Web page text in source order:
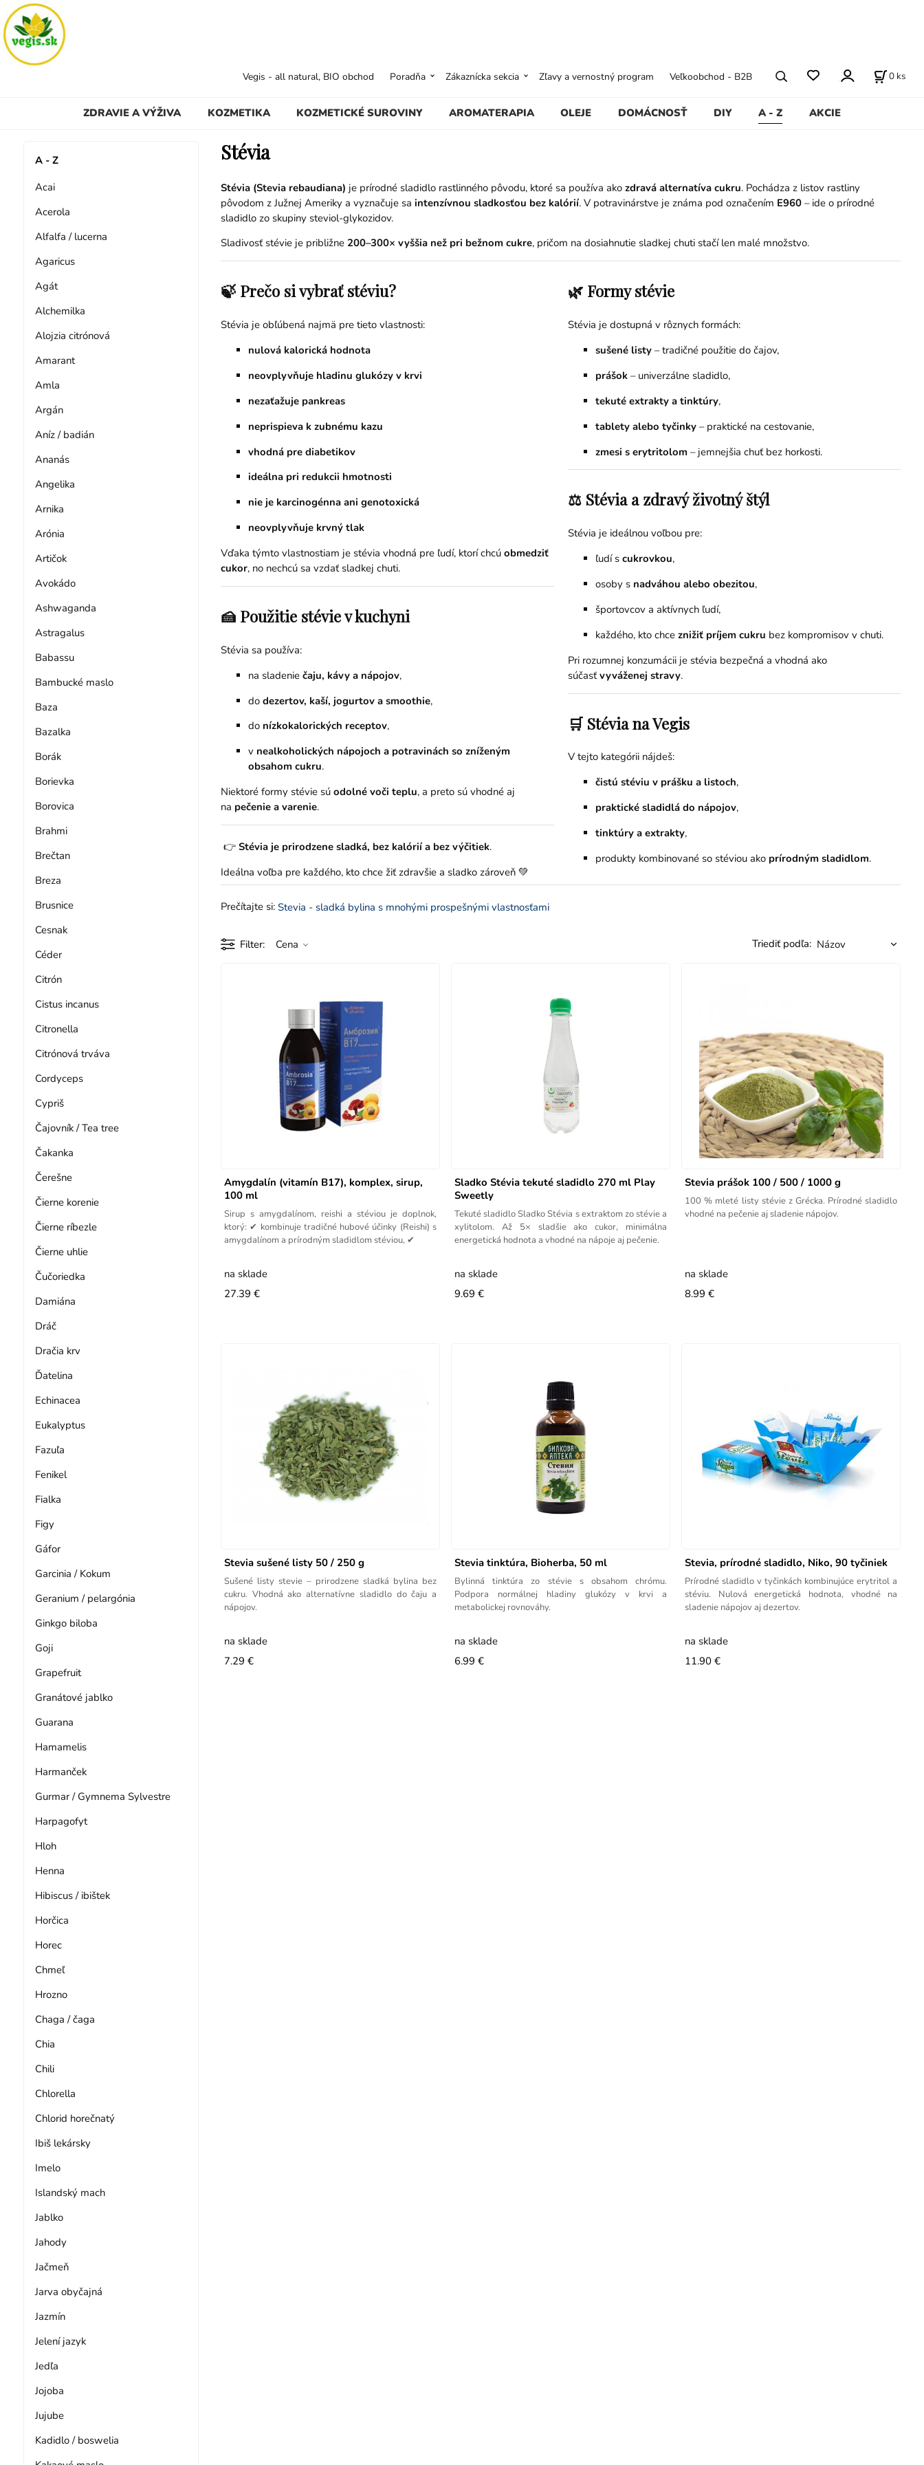
ZDRAVIE A VÝŽIVA KOZMETIKA KOZMETICKÉ SUROVINY AROMATERAPIA OLEJE DOMÁCNOSŤ DIY A - Z AKCIE
Vegis - all natural, BIO obchod Poradňa Zákaznícka sekcia Zľavy a vernostný program Veľkoobchod - B2B 0 ks
A - Z
Acai
Acerola
Alfalfa / lucerna
Agaricus
Agát
Alchemilka
Alojzia citrónová
Amarant
Amla
Argán
Aníz / badián
Ananás
Angelika
Arnika
Arónia
Artičok
Avokádo
Ashwaganda
Astragalus
Babassu
Bambucké maslo
Baza
Bazalka
Borák
Borievka
Borovica
Brahmi
Brečtan
Breza
Brusnice
Cesnak
Céder
Citrón
Cistus incanus
Citronella
Citrónová trváva
Cordyceps
Cypriš
Čajovník / Tea tree
Čakanka
Čerešne
Čierne korenie
Čierne ríbezle
Čierne uhlie
Čučoriedka
Damiána
Dráč
Dračia krv
Ďatelina
Echinacea
Eukalyptus
Fazuľa
Fenikel
Fialka
Figy
Gáfor
Garcinia / Kokum
Geranium / pelargónia
Ginkgo biloba
Goji
Grapefruit
Granátové jablko
Guarana
Hamamelis
Harmanček
Gurmar / Gymnema Sylvestre
Harpagofyt
Hloh
Henna
Hibiscus / ibištek
Horčica
Horec
Chmeľ
Hrozno
Chaga / čaga
Chia
Chili
Chlorella
Chlorid horečnatý
Ibiš lekársky
Imelo
Islandský mach
Jablko
Jahody
Jačmeň
Jarva obyčajná
Jazmín
Jelení jazyk
Jedľa
Jojoba
Jujube
Kadidlo / boswelia
Stévia
Stévia (Stevia rebaudiana) je prírodné sladidlo rastlinného pôvodu, ktoré sa používa ako zdravá alternatíva cukru. Pochádza z listov rastliny
pôvodom z Južnej Ameriky a vyznačuje sa intenzívnou sladkosťou bez kalórií. V potravinárstve je známa pod označením E960– ide o prírodné
sladidlo zo skupiny steviol-glykozidov.
Sladivosť stévie je približne 200–300× vyššia než pri bežnom cukre, pričom na dosiahnutie sladkej chuti stačí len malé množstvo.
🍃 Prečo si vybrať stéviu?
Stévia je obľúbená najmä pre tieto vlastnosti:
nulová kalorická hodnota
neovplyvňuje hladinu glukózy v krvi
nezaťažuje pankreas
neprispieva k zubnému kazu
vhodná pre diabetikov
ideálna pri redukcii hmotnosti
nie je karcinogénna ani genotoxická
neovplyvňuje krvný tlak
Vďaka týmto vlastnostiam je stévia vhodná pre ľudí, ktorí chcú obmedziť
cukor, no nechcú sa vzdať sladkej chuti.
🍰 Použitie stévie v kuchyni
Stévia sa používa:
na sladenie čaju, kávy a nápojov,
do dezertov, kaší, jogurtov a smoothie,
do nízkokalorických receptov,
v nealkoholických nápojoch a potravinách so zníženým
obsahom cukru.
Niektoré formy stévie sú odolné voči teplu, a preto sú vhodné aj
na pečenie a varenie.
👉 Stévia je prirodzene sladká, bez kalórií a bez výčitiek.
Ideálna voľba pre každého, kto chce žiť zdravšie a sladko zároveň 💚
🌿 Formy stévie
Stévia je dostupná v rôznych formách:
sušené listy– tradičné použitie do čajov,
prášok– univerzálne sladidlo,
tekuté extrakty a tinktúry,
tablety alebo tyčinky– praktické na cestovanie,
zmesi s erytritolom – jemnejšia chuť bez horkosti.
⚖️ Stévia a zdravý životný štýl
Stévia je ideálnou voľbou pre:
ľudí s cukrovkou,
osoby s nadváhou alebo obezitou,
športovcov a aktívnych ľudí,
každého, kto chce znižiť príjem cukru bez kompromisov v chuti.
Pri rozumnej konzumácii je stévia bezpečná a vhodná ako
súčasťvyváženej stravy.
🛒 Stévia na Vegis
V tejto kategórii nájdeš:
čistú stéviu v prášku a listoch,
praktické sladidlá do nápojov,
tinktúry a extrakty,
produkty kombinované so stéviou ako prírodným sladidlom.
Prečítajte si: Stevia - sladká bylina s mnohými prospešnými vlastnosťami
Filter Cena Triediť podľa:
Amygdalín (vitamín B17), komplex, sirup,
100 ml
Sirup s amygdalínom, reishi a stéviou je doplnok,
ktorý: ✔ kombinuje tradičné hubové účinky (Reishi) s
amygdalínom a prírodným sladidlom stéviou, ✔
na sklade
27.39 €
Sladko Stévia tekuté sladidlo 270 ml Play
Sweetly
Tekuté sladidlo Sladko Stévia s extraktom zo stévie a
xylitolom. Až 5× sladšie ako cukor, minimálna
energetická hodnota a vhodné na nápoje aj pečenie.
na sklade
9.69 €
Stevia prášok 100 / 500 / 1000 g
100 % mleté listy stévie z Grécka. Prírodné sladidlo
vhodné na pečenie aj sladenie nápojov.
na sklade
8.99 €
Stevia sušené listy 50 / 250 g
Sušené listy stevie – prirodzene sladká bylina bez
cukru. Vhodná ako alternatívne sladidlo do čaju a
nápojov.
na sklade
7.29 €
Stevia tinktúra, Bioherba, 50 ml
Bylinná tinktúra zo stévie s obsahom chrómu.
Podpora normálnej hladiny glukózy v krvi a
metabolickej rovnováhy.
na sklade
6.99 €
Stevia, prírodné sladidlo, Niko, 90 tyčiniek
Prírodné sladidlo v tyčinkách kombinujúce erytritol a
stéviu. Nulová energetická hodnota, vhodné na
sladenie nápojov aj dezertov.
na sklade
11.90 €